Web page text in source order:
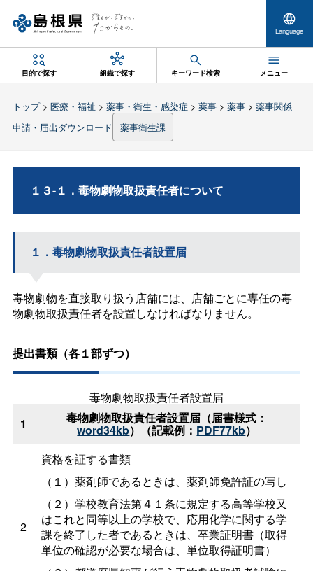
Language
目的で探す 組織で探す キーワード検索 メニュー
トップ> 医療・福祉 > 薬事・衛生・感染症 > 薬事> 薬事> 薬事関係
申請・届出ダウンロード
薬事衛生課
１３-１．毒物劇物取扱責任者について
１．毒物劇物取扱責任者設置届
毒物劇物を直接取り扱う店舗には、店舗ごとに専任の毒
物劇物取扱責任者を設置しなければなりません。
提出書類（各１部ずつ）
毒物劇物取扱責任者設置届
1
毒物劇物取扱責任者設置届（届書様式：
word34kb）（記載例： PDF77kb）
2
資格を証する書類
（１）薬剤師であるときは、薬剤師免許証の写し
（２）学校教育法第４１条に規定する高等学校又
はこれと同等以上の学校で、応用化学に関する学
課を終了した者であるときは、卒業証明書（取得
単位の確認が必要な場合は、単位取得証明書）